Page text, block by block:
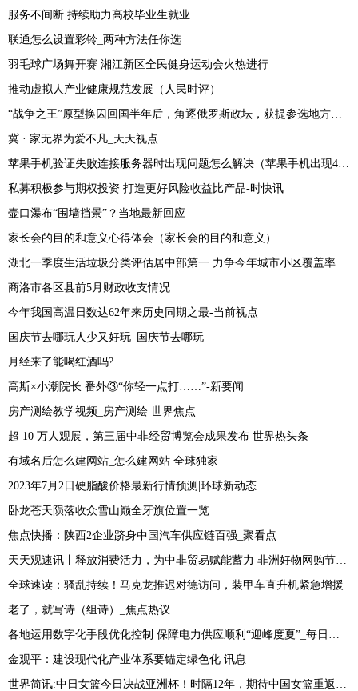
服务不间断 持续助力高校毕业生就业
联通怎么设置彩铃_两种方法任你选
羽毛球广场舞开赛 湘江新区全民健身运动会火热进行
推动虚拟人产业健康规范发展（人民时评）
“战争之王”原型换囚回国半年后，角逐俄罗斯政坛，获提参选地方议员
冀 · 家无界为爱不凡_天天视点
苹果手机验证失败连接服务器时出现问题怎么解决（苹果手机出现403怎么解决） 天天微动态
私募积极参与期权投资 打造更好风险收益比产品-时快讯
壶口瀑布“围墙挡景”？当地最新回应
家长会的目的和意义心得体会（家长会的目的和意义）
湖北一季度生活垃圾分类评估居中部第一 力争今年城市小区覆盖率达九成|世界聚看点
商洛市各区县前5月财政收支情况
今年我国高温日数达62年来历史同期之最-当前视点
国庆节去哪玩人少又好玩_国庆节去哪玩
月经来了能喝红酒吗?
高斯×小潮院长 番外③“你轻一点打……”-新要闻
房产测绘教学视频_房产测绘 世界焦点
超 10 万人观展，第三届中非经贸博览会成果发布 世界热头条
有域名后怎么建网站_怎么建网站 全球独家
2023年7月2日硬脂酸价格最新行情预测|环球新动态
卧龙苍天陨落收众雪山巅全牙旗位置一览
焦点快播：陕西2企业跻身中国汽车供应链百强_聚看点
天天观速讯丨释放消费活力，为中非贸易赋能蓄力 非洲好物网购节举办
全球速读：骚乱持续！马克龙推迟对德访问，装甲车直升机紧急增援
老了，就写诗（组诗）_焦点热议
各地运用数字化手段优化控制 保障电力供应顺利“迎峰度夏”_每日资讯
金观平：建设现代化产业体系要锚定绿色化 讯息
世界简讯:中日女篮今日决战亚洲杯！时隔12年，期待中国女篮重返亚洲之巅